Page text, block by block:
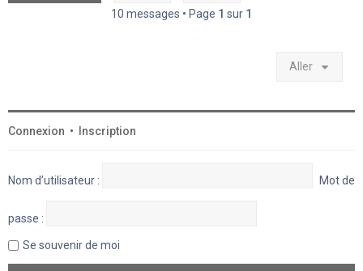
10 messages • Page 1 sur 1
Aller
Connexion • Inscription
Nom d’utilisateur : Mot de
passe :
Se souvenir de moi